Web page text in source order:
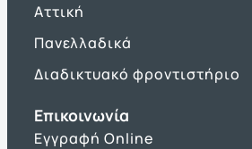
Αττική
Πανελλαδικά
Διαδικτυακό φροντιστήριο
Επικοινωνία
Εγγραφή Online